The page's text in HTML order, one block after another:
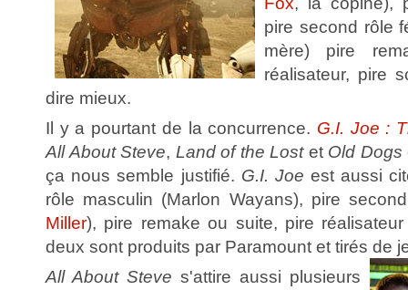
pire second rôle
mère) pire
réalisateur, pire
dire mieux.
Il y a pourtant de la concurrence. G.I. Joe :
All About Steve, Land of the Lostet Old Dogs
ça nous semble justifié. G.I. Joe est aussi
rôle masculin (Marlon Wayans), pire
Miller), pire remake ou suite, pire
deux sont produits par Paramount et tirés de
All About Steve s'attire aussi plusieurs